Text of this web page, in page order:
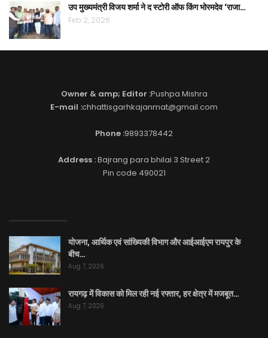
उप मुख्यमंत्री विजय शर्मा ने द स्टोरी ऑफ किंग भोरमदेव ‘राजा…
Feb 2, 2026
Owner & amp; Editor :Pushpa Mishra
E-mail :chhattisgarhkajanmat@gmail.com
Phone :9893378442
Address :Bajrang para bhilai 3 Street 2
Pin code 490021
योजना, आर्थिक एवं सांख्यिकी विभाग और आईआईएम रायपुर के
बीच…
Aug 7, 2026
रायगढ़ में विकास को मिल रही नई रफ्तार, हर क्षेत्र में मजबूत…
Aug 7, 2026